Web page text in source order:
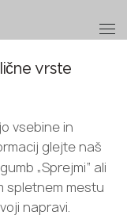
ali nas
22
v kratkem
vrste
vsebine in
glejte naš
„Sprejmi“ ali
spletnem mestu
napravi.